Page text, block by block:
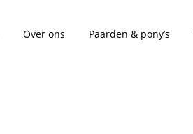
Over ons Paarden & pony’s